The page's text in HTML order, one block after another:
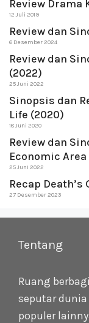
Review Drama
12 Juli 2019
Review dan
6 Desember 2024
Review dan
(2022)
25 Juni 2022
Sinopsis dan
Life (2020)
18 Juni 2020
Review dan
Economic Area
25 Juni 2022
Recap Death’s
27 Desember 2023
Tentang
Ruang
seputar dunia
populer